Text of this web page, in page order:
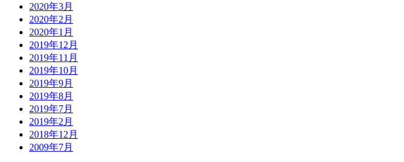
2020年3月
2020年2月
2020年1月
2019年12月
2019年11月
2019年10月
2019年9月
2019年8月
2019年7月
2019年2月
2018年12月
2009年7月